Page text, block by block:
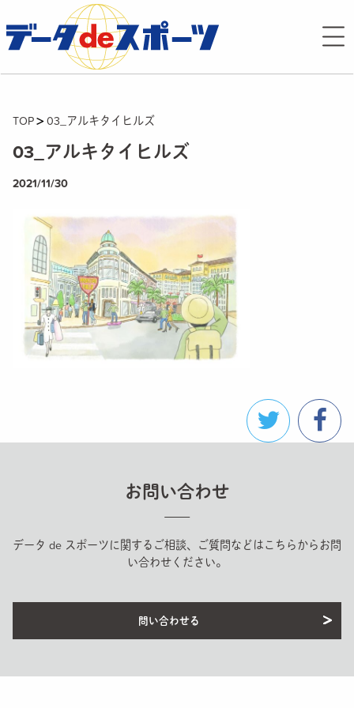
TOP 03_アルキタイヒルズ
03_アルキタイヒルズ
2021/11/30
お問い合わせ
データ de スポーツに関するご相談、ご質問などはこちらからお問
い合わせください。
問い合わせる